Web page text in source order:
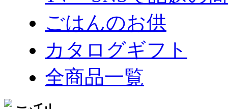
ごはんのお供
カタログギフト
全商品一覧